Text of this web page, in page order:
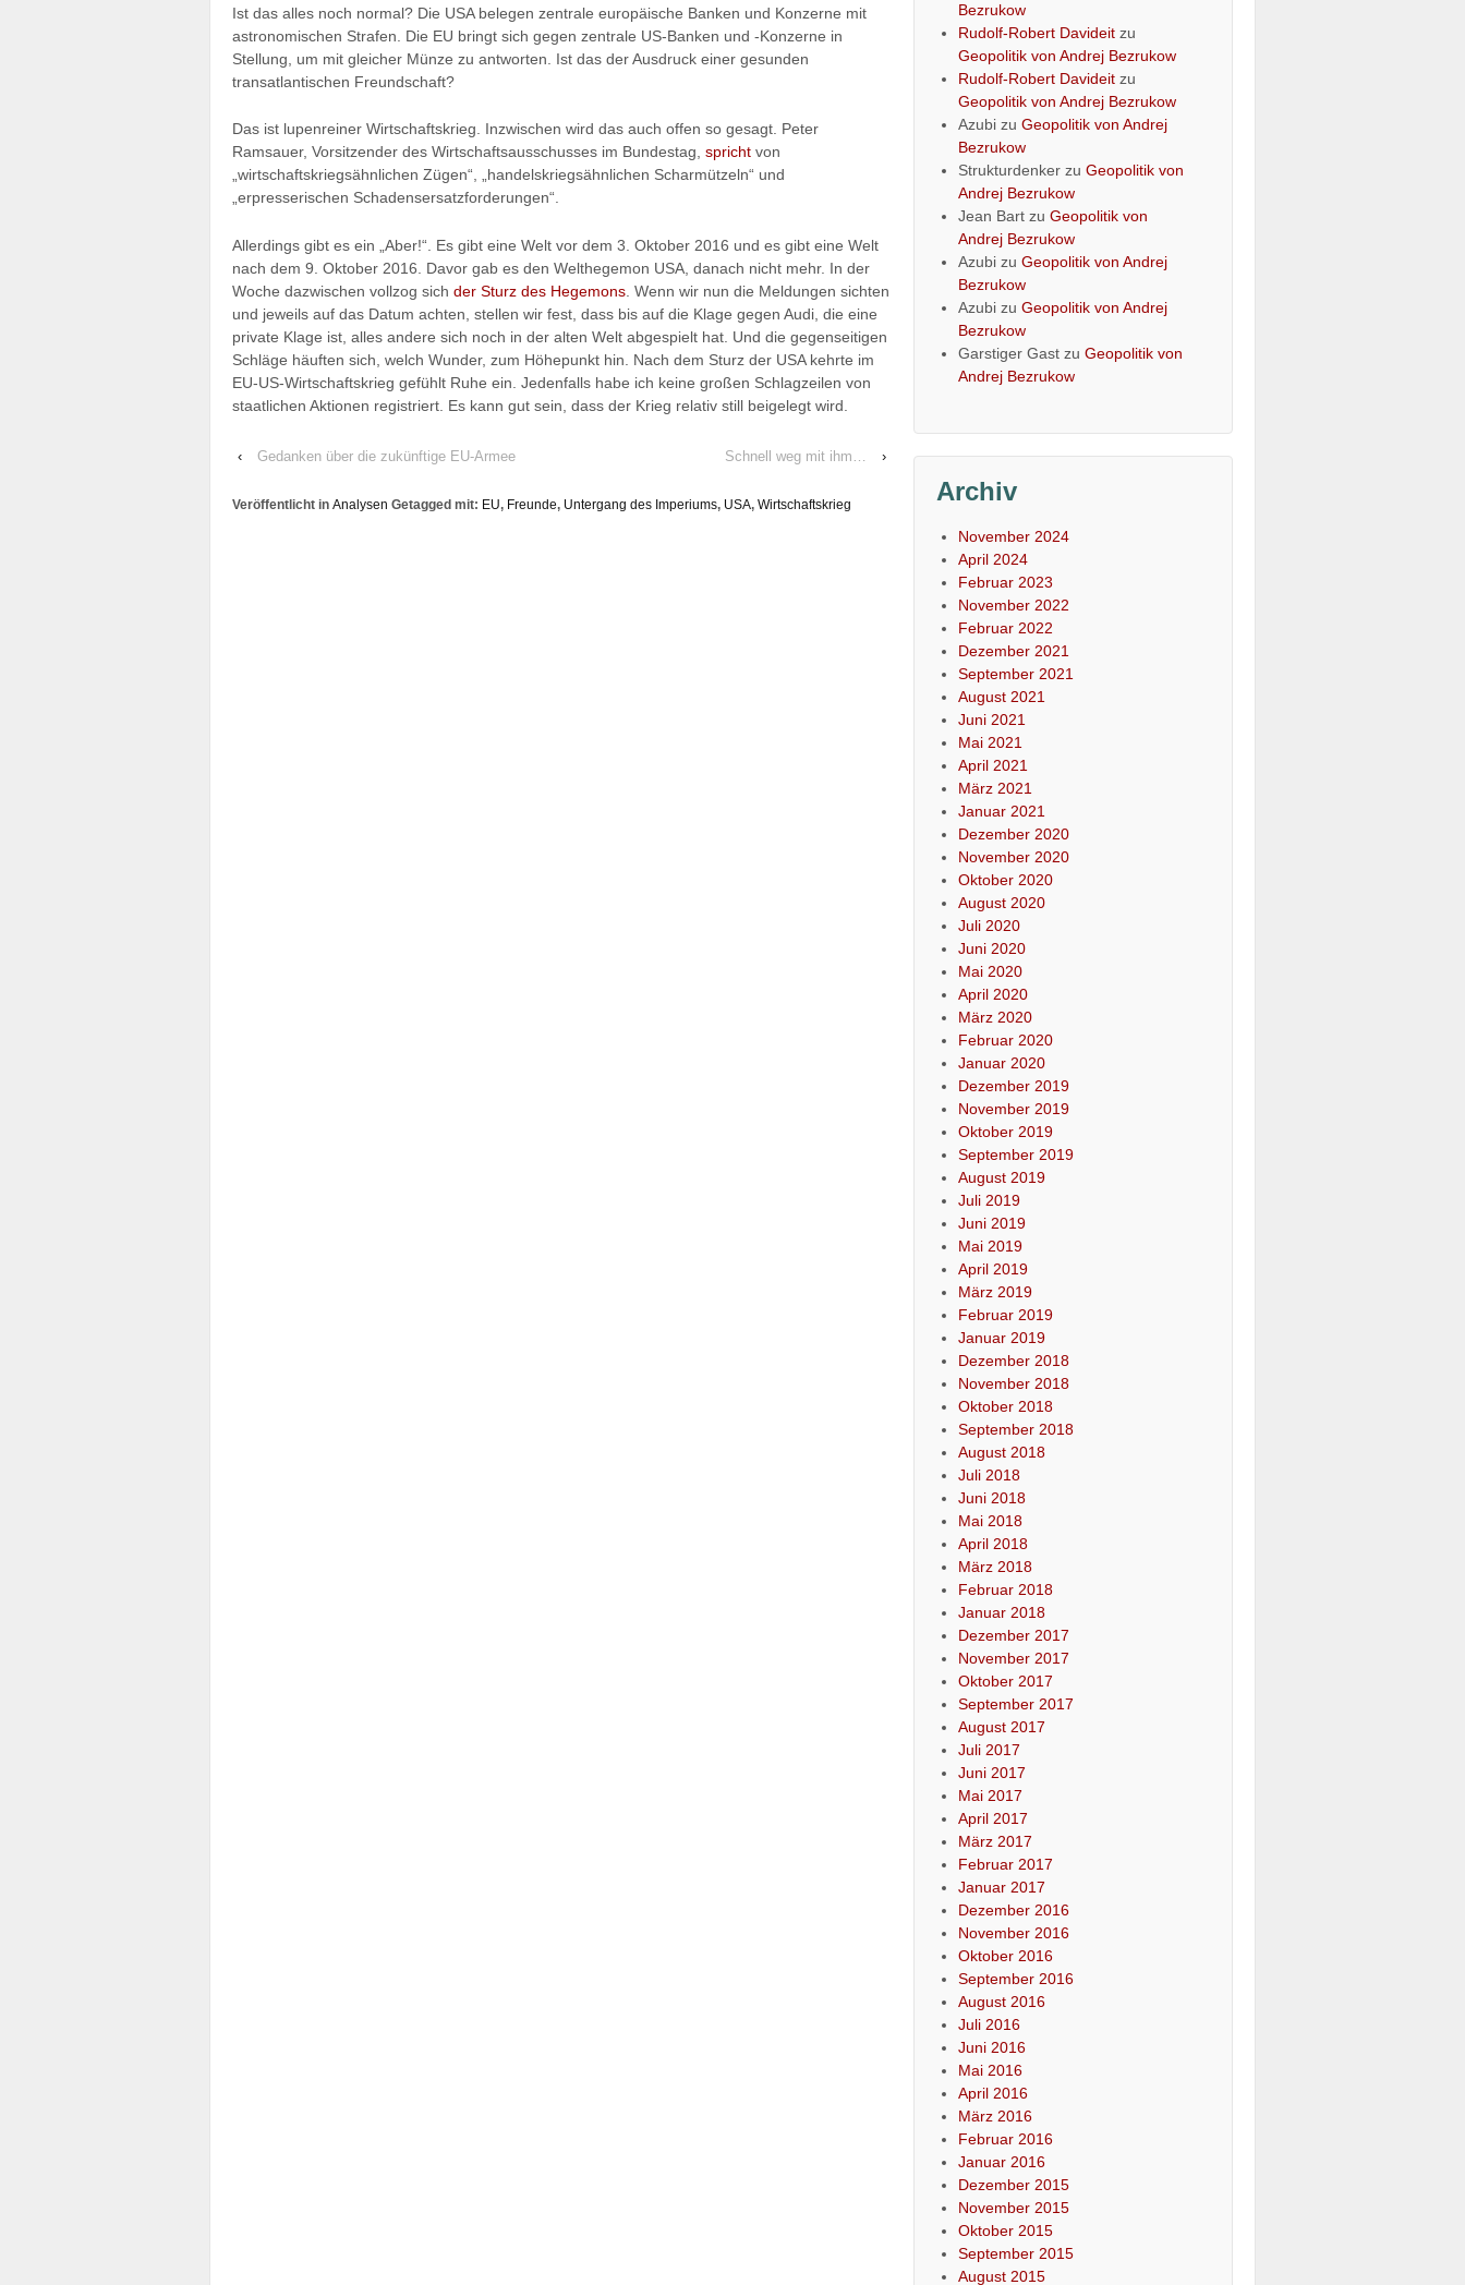
Ist das alles noch normal? Die USA belegen zentrale europäische Banken und Konzerne mit
astronomischen Strafen. Die EU bringt sich gegen zentrale US-Banken und -Konzerne in
Stellung, um mit gleicher Münze zu antworten. Ist das der Ausdruck einer gesunden
transatlantischen Freundschaft?
Das ist lupenreiner Wirtschaftskrieg. Inzwischen wird das auch offen so gesagt. Peter
Ramsauer, Vorsitzender des Wirtschaftsausschusses im Bundestag, spricht von
„wirtschaftskriegsähnlichen Zügen“, „handelskriegsähnlichen Scharmützeln“ und
„erpresserischen Schadensersatzforderungen“.
Allerdings gibt es ein „Aber!“. Es gibt eine Welt vor dem 3. Oktober 2016 und es gibt eine Welt
nach dem 9. Oktober 2016. Davor gab es den Welthegemon USA, danach nicht mehr. In der
Woche dazwischen vollzog sich der Sturz des Hegemons . Wenn wir nun die Meldungen sichten
und jeweils auf das Datum achten, stellen wir fest, dass bis auf die Klage gegen Audi, die eine
private Klage ist, alles andere sich noch in der alten Welt abgespielt hat. Und die gegenseitigen
Schläge häuften sich, welch Wunder, zum Höhepunkt hin. Nach dem Sturz der USA kehrte im
EU-US-Wirtschaftskrieg gefühlt Ruhe ein. Jedenfalls habe ich keine großen Schlagzeilen von
staatlichen Aktionen registriert. Es kann gut sein, dass der Krieg relativ still beigelegt wird.
‹ Gedanken über die zukünftige EU-Armee Schnell weg mit ihm… ›
Veröffentlicht in Analysen Getagged mit: EU, Freunde, Untergang des Imperiums, USA, Wirtschaftskrieg
Bezrukow
Rudolf-Robert Davideit zu
Geopolitik von Andrej Bezrukow
Rudolf-Robert Davideit zu
Geopolitik von Andrej Bezrukow
Azubi zuGeopolitik von Andrej
Bezrukow
Strukturdenker zuGeopolitik von
Andrej Bezrukow
Jean Bart zuGeopolitik von
Andrej Bezrukow
Azubi zuGeopolitik von Andrej
Bezrukow
Azubi zuGeopolitik von Andrej
Bezrukow
Garstiger Gast zuGeopolitik von
Andrej Bezrukow
Archiv
November 2024
April 2024
Februar 2023
November 2022
Februar 2022
Dezember 2021
September 2021
August 2021
Juni 2021
Mai 2021
April 2021
März 2021
Januar 2021
Dezember 2020
November 2020
Oktober 2020
August 2020
Juli 2020
Juni 2020
Mai 2020
April 2020
März 2020
Februar 2020
Januar 2020
Dezember 2019
November 2019
Oktober 2019
September 2019
August 2019
Juli 2019
Juni 2019
Mai 2019
April 2019
März 2019
Februar 2019
Januar 2019
Dezember 2018
November 2018
Oktober 2018
September 2018
August 2018
Juli 2018
Juni 2018
Mai 2018
April 2018
März 2018
Februar 2018
Januar 2018
Dezember 2017
November 2017
Oktober 2017
September 2017
August 2017
Juli 2017
Juni 2017
Mai 2017
April 2017
März 2017
Februar 2017
Januar 2017
Dezember 2016
November 2016
Oktober 2016
September 2016
August 2016
Juli 2016
Juni 2016
Mai 2016
April 2016
März 2016
Februar 2016
Januar 2016
Dezember 2015
November 2015
Oktober 2015
September 2015
August 2015